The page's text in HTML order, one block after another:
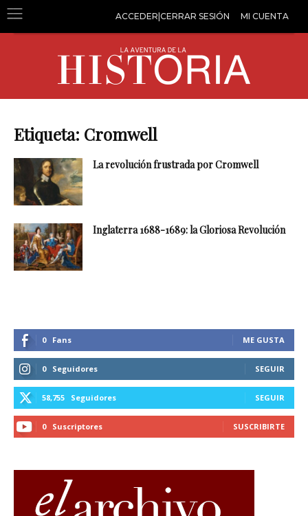
ACCEDER|CERRAR SESIÓN MI CUENTA
Etiqueta: Cromwell
La revolución frustrada por Cromwell
Inglaterra 1688-1689: la Gloriosa Revolución
0 Fans ME GUSTA
0 Seguidores SEGUIR
58,755 Seguidores SEGUIR
0 Suscriptores SUSCRIBIRTE